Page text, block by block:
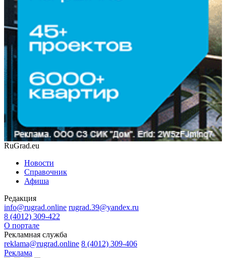
RuGrad.eu
Новости
Справочник
Афиша
Редакция
info@rugrad.online rugrad.39@yandex.ru
8 (4012) 309-422
О портале
Рекламная служба
reklama@rugrad.online 8 (4012) 309-406
Реклама